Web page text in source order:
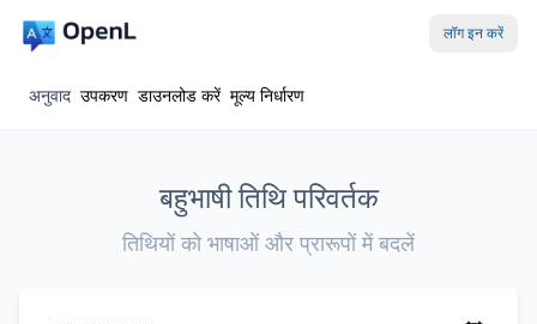
लॉग इन करें
अनुवाद उपकरण डाउनलोड करें मूल्य निर्धारण
बहुभाषी तिथि परिवर्तक
तिथियों को भाषाओं और प्रारूपों में बदलें